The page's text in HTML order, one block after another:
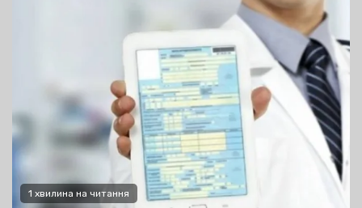
1 хвилина на читання